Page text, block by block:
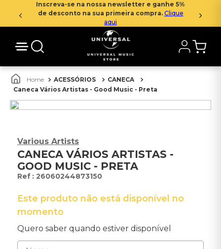
Inscreva-se na nossa newsletter e ganhe 5%
de desconto na sua primeira compra. Clique
aqui
ACESSÓRIOS
CANECA
Caneca Vários Artistas - Good Music - Preta
Various Artists
CANECA VÁRIOS ARTISTAS -
GOOD MUSIC - PRETA
: 26060244873150
Este produto não está disponível no
momento
Quero saber quando estiver disponível